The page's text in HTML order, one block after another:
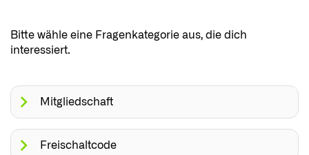
Bitte wähle eine Fragenkategorie aus, die dich
interessiert.
Mitgliedschaft
Freischaltcode